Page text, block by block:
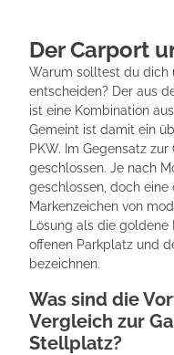
Der Carport
Warum solltest du dich
entscheiden? Der aus
ist eine Kombination
Gemeint ist damit ein
PKW. Im Gegensatz
geschlossen. Je nach
geschlossen, doch
Markenzeichen von
Lösung als die
offenen Parkplatz und
bezeichnen.
Was sind die
Vergleich zur
Stellplatz?